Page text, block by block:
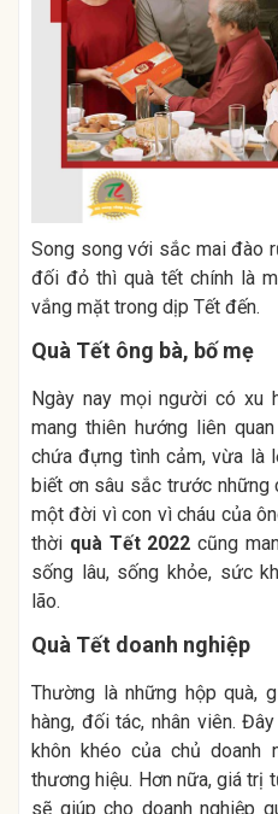
Song song với sắc mai đào
đối đỏ thì quà tết chính là
vắng mặt trong dịp Tết đến.
Quà Tết ông bà, bố mẹ
Ngày nay mọi người có xu
mang thiên hướng liên
chứa đựng tình cảm, vừa là
biết ơn sâu sắc trước những
một đời vì con vì cháu của
thời quà Tết 2022 cũng
sống lâu, sống khỏe, sức
lão.
Quà Tết doanh nghiệp
Thường là những hộp quà,
hàng, đối tác, nhân viên.
khôn khéo của chủ doanh
thương hiệu. Hơn nữa, giá trị
sẽ giúp cho doanh nghiệp